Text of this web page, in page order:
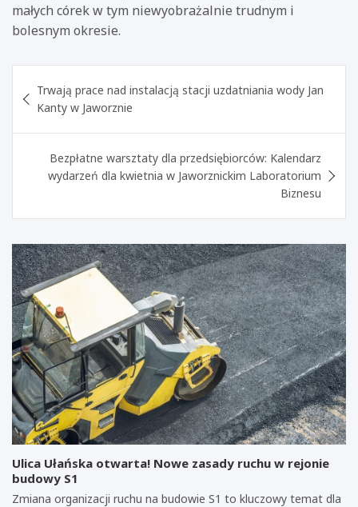
małych córek w tym niewyobrażalnie trudnym i
bolesnym okresie.
wpisu
Trwają prace nad instalacją stacji uzdatniania wody Jan
Kanty w Jaworznie
Bezpłatne warsztaty dla przedsiębiorców: Kalendarz
wydarzeń dla kwietnia w Jaworznickim Laboratorium
Biznesu
Ulica Ułańska otwarta! Nowe zasady ruchu w rejonie
budowy S1
Zmiana organizacji ruchu na budowie S1 to kluczowy temat dla